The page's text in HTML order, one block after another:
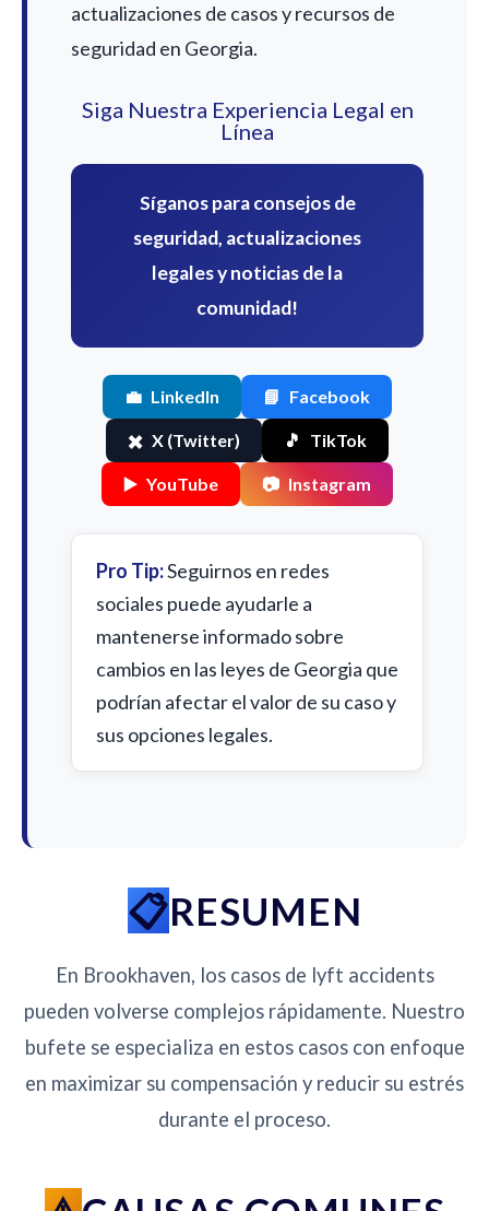
actualizaciones de casos y recursos de
seguridad en Georgia.
Siga Nuestra Experiencia Legal en
Línea
Síganos para consejos de
seguridad, actualizaciones
legales y noticias de la
comunidad!
💼 LinkedIn 📘 Facebook
✖️ X (Twitter) 🎵 TikTok
▶️ YouTube 📷 Instagram
Pro Tip:Seguirnos en redes
sociales puede ayudarle a
mantenerse informado sobre
cambios en las leyes de Georgia que
podrían afectar el valor de su caso y
sus opciones legales.
RESUMEN
En Brookhaven, los casos de lyft accidents
pueden volverse complejos rápidamente. Nuestro
bufete se especializa en estos casos con enfoque
en maximizar su compensación y reducir su estrés
durante el proceso.